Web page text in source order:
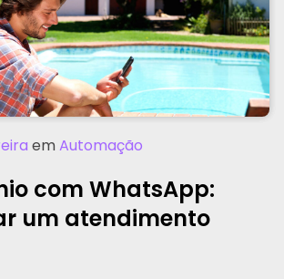
emAutomação
com WhatsApp:
um atendimento